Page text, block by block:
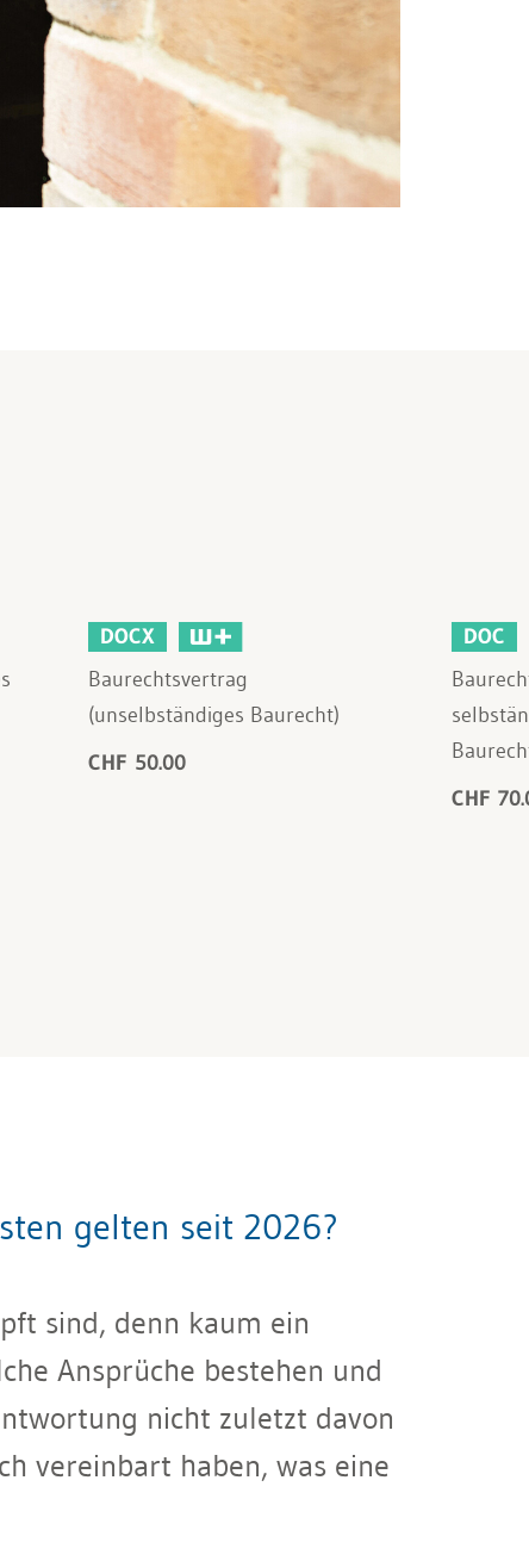
DOCX
Baurechtsvertrag
(unselbständiges Baurecht)
CHF 50.00
DOC
CHF
gelten seit 2026?
sind, denn kaum ein
Ansprüche bestehen und
nicht zuletzt davon
vereinbart haben, was eine